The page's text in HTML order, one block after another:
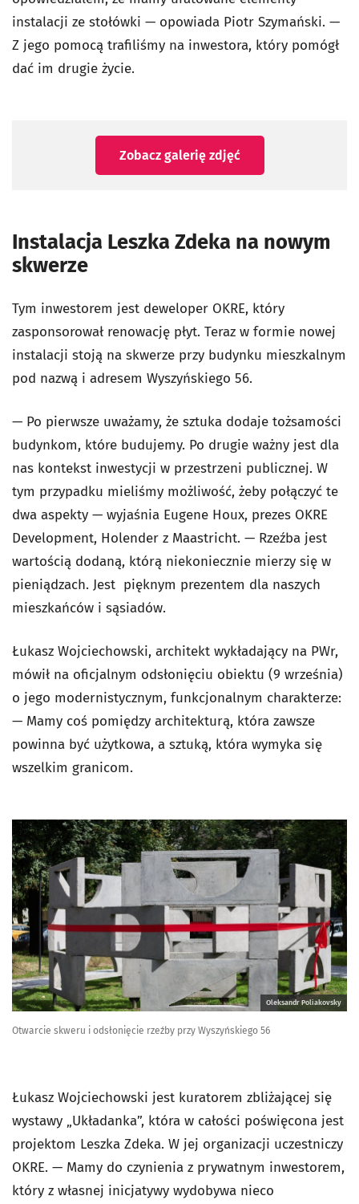
instalacji ze stołówki — opowiada Piotr Szymański. —
Z jego pomocą trafiliśmy na inwestora, który pomógł
dać im drugie życie.
Zobacz galerię zdjęć
Instalacja Leszka Zdeka na nowym
skwerze
Tym inwestorem jest deweloper OKRE, który
zasponsorował renowację płyt. Teraz w formie nowej
instalacji stoją na skwerze przy budynku mieszkalnym
pod nazwą i adresem Wyszyńskiego 56.
— Po pierwsze uważamy, że sztuka dodaje tożsamości
budynkom, które budujemy. Po drugie ważny jest dla
nas kontekst inwestycji w przestrzeni publicznej. W
tym przypadku mieliśmy możliwość, żeby połączyć te
dwa aspekty — wyjaśnia Eugene Houx, prezes OKRE
Development, Holender z Maastricht. — Rzeźba jest
wartością dodaną, którą niekoniecznie mierzy się w
pieniądzach. Jest pięknym prezentem dla naszych
mieszkańców i sąsiadów.
Łukasz Wojciechowski, architekt wykładający na PWr,
mówił na oficjalnym odsłonięciu obiektu (9 września)
o jego modernistycznym, funkcjonalnym charakterze:
— Mamy coś pomiędzy architekturą, która zawsze
powinna być użytkowa, a sztuką, która wymyka się
wszelkim granicom.
Oleksandr Poliakovsky
Otwarcie skweru i odsłonięcie rzeźby przy Wyszyńskiego 56
Łukasz Wojciechowski jest kuratorem zbliżającej się
wystawy „Układanka”, która w całości poświęcona jest
projektom Leszka Zdeka. W jej organizacji uczestniczy
OKRE. — Mamy do czynienia z prywatnym inwestorem,
który z własnej inicjatywy wydobywa nieco